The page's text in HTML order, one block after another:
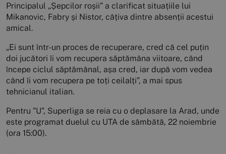
Principalul „Șepcilor roșii” a clarificat situațiile lui
Mikanovic, Fabry și Nistor, câțiva dintre absenții acestui
amical.
„Ei sunt într-un proces de recuperare, cred că cel puțin
doi jucători îi vom recupera săptămâna viitoare, când
începe ciclul săptămânal, așa cred, iar după vom vedea
când îi vom recupera pe toți ceilalți”, a mai spus
tehnicianul italian.
Pentru ”U”, Superliga se reia cu o deplasare la Arad, unde
este programat duelul cu UTA de sâmbătă, 22 noiembrie
(ora 15:00).